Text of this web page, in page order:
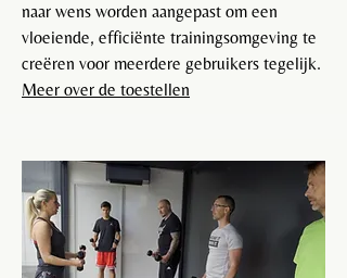
naar wens worden aangepast om een
vloeiende, efficiënte trainingsomgeving te
creëren voor meerdere gebruikers tegelijk.
Meer over de toestellen